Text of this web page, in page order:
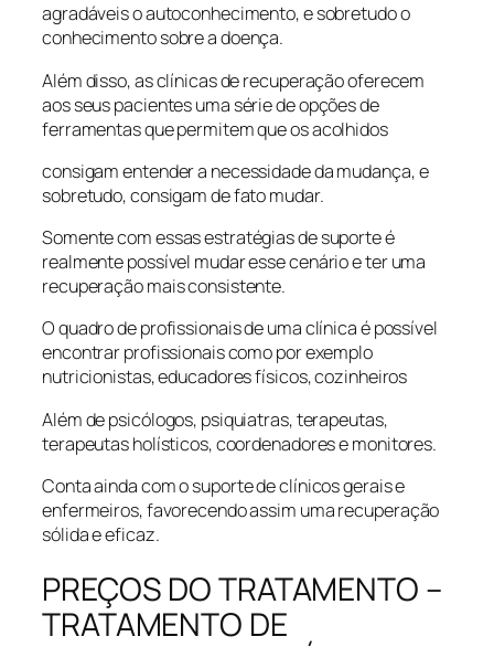
agradáveis o autoconhecimento, e sobretudo o
conhecimento sobre a doença.
Além disso, as clínicas de recuperação oferecem
aos seus pacientes uma série de opções de
ferramentas que permitem que os acolhidos
consigam entender a necessidade da mudança, e
sobretudo, consigam de fato mudar.
Somente com essas estratégias de suporte é
realmente possível mudar esse cenário e ter uma
recuperação mais consistente.
O quadro de profissionais de uma clínica é possível
encontrar profissionais como por exemplo
nutricionistas, educadores físicos, cozinheiros
Além de psicólogos, psiquiatras, terapeutas,
terapeutas holísticos, coordenadores e monitores.
Conta ainda com o suporte de clínicos gerais e
enfermeiros, favorecendo assim uma recuperação
sólida e eficaz.
PREÇOS DO TRATAMENTO –
TRATAMENTO DE